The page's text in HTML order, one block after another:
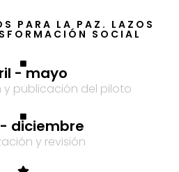
PARA LA PAZ. LAZOS
SOCIAL
- mayo
y publicación del piloto
diciembre
y revisión